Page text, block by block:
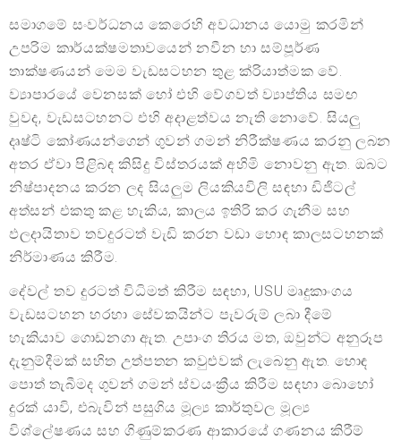
සමාගමේ සංවර්ධනය කෙරෙහි අවධානය යොමු කරමින්
උපරිම කාර්යක්ෂමතාවයෙන් නවීන හා සම්පූර්ණ
තාක්ෂණයන් මෙම වැඩසටහන තුළ ක්රියාත්මක වේ.
ව්‍යාපාරයේ වෙනසක් හෝ එහි වේගවත් ව්‍යාප්තිය සමඟ
වුවද, වැඩසටහනට එහි අදාළත්වය නැති නොවේ. සියලු
දෘෂ්ටි කෝණයන්ගෙන් ගුවන් ගමන් නිරීක්ෂණය කරනු ලබන
අතර ඒවා පිළිබඳ කිසිදු විස්තරයක් අහිමි නොවනු ඇත. ඔබට
නිෂ්පාදනය කරන ලද සියලුම ලියකියවිලි සඳහා ඩිජිටල්
අත්සන් එකතු කළ හැකිය, කාලය ඉතිරි කර ගැනීම සහ
ඵලදායිතාව තවදුරටත් වැඩි කරන වඩා හොඳ කාලසටහනක්
නිර්මාණය කිරීම.
දේවල් තව දුරටත් විධිමත් කිරීම සඳහා, USU මෘදුකාංගය
වැඩසටහන හරහා සේවකයින්ට පැවරුම් ලබා දීමේ
හැකියාව ගොඩනගා ඇත. උපාංග තිරය මත, ඔවුන්ට අනුරූප
දැනුම්දීමක් සහිත උත්පතන කවුළුවක් ලැබෙනු ඇත. හොඳ
පොත් තැබීමද ගුවන් ගමන් ස්වයංක්‍රීය කිරීම සඳහා බොහෝ
දුරක් යාවි, එබැවින් පසුගිය මූල්‍ය කාර්තුවල මූල්‍ය
විශ්ලේෂණය සහ ගිණුම්කරණ ආකාරයේ ගණනය කිරීම්